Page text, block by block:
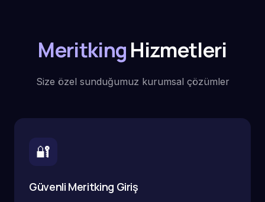
MeritkingHizmetleri
Size özel sunduğumuz kurumsal çözümler
🔐
Güvenli Meritking Giriş